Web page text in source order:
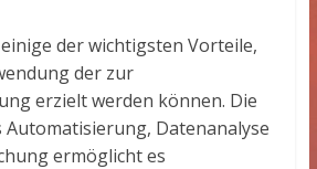
der wichtigsten Vorteile,
der zur
erzielt werden können. Die
Datenanalyse
ermöglicht es